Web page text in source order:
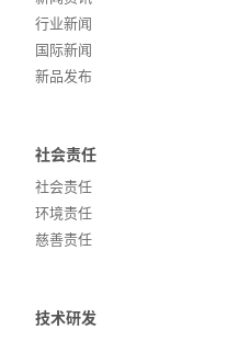
行业新闻
国际新闻
新品发布
社会责任
社会责任
环境责任
慈善责任
技术研发